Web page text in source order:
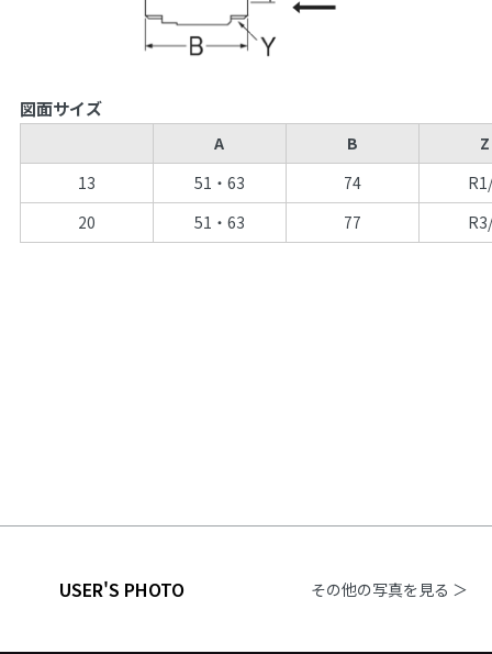
図面サイズ
A B
Z
13
51・63 74
20
51・63 77
USER'S PHOTO その他の写真を見る ＞